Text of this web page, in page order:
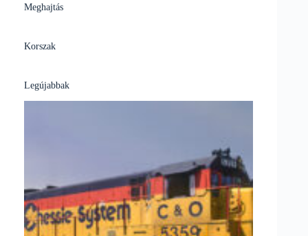
Meghajtás
Korszak
Legújabbak